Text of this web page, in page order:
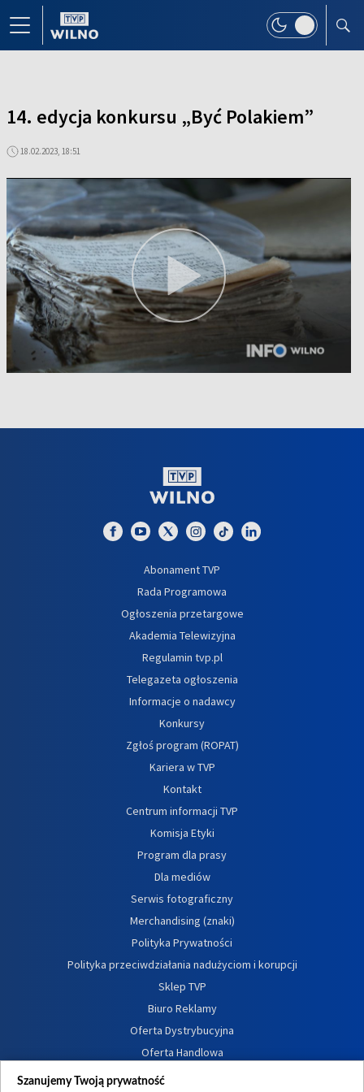
14. edycja konkursu „Być Polakiem”
18.02.2023, 18:51
Abonament TVP
Rada Programowa
Ogłoszenia przetargowe
Akademia Telewizyjna
Regulamin tvp.pl
Telegazeta ogłoszenia
Informacje o nadawcy
Konkursy
Zgłoś program (ROPAT)
Kariera w TVP
Kontakt
Centrum informacji TVP
Komisja Etyki
Program dla prasy
Dla mediów
Serwis fotograficzny
Merchandising (znaki)
Polityka Prywatności
Polityka przeciwdziałania nadużyciom i korupcji
Sklep TVP
Biuro Reklamy
Oferta Dystrybucyjna
Oferta Handlowa
Dostępność
Szanujemy Twoją prywatność